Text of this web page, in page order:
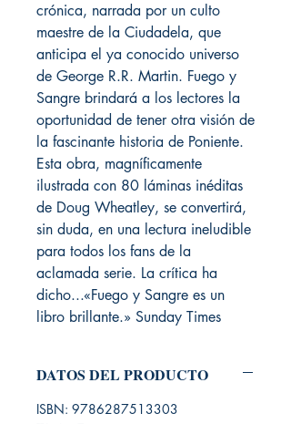
crónica, narrada por un culto
maestre de la Ciudadela, que
anticipa el ya conocido universo
de George R.R. Martin. Fuego y
Sangre brindará a los lectores la
oportunidad de tener otra visión de
la fascinante historia de Poniente.
Esta obra, magníficamente
ilustrada con 80 láminas inéditas
de Doug Wheatley, se convertirá,
sin duda, en una lectura ineludible
para todos los fans de la
aclamada serie. La crítica ha
dicho...«Fuego y Sangre es un
libro brillante.» Sunday Times
DATOS DEL PRODUCTO
ISBN: 9786287513303